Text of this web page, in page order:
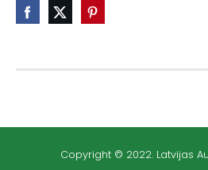
Copyright © 2022. Latvijas